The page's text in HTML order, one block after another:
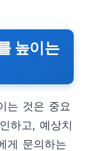
높이는
는 것은 중요
하고, 예상치
게 문의하는